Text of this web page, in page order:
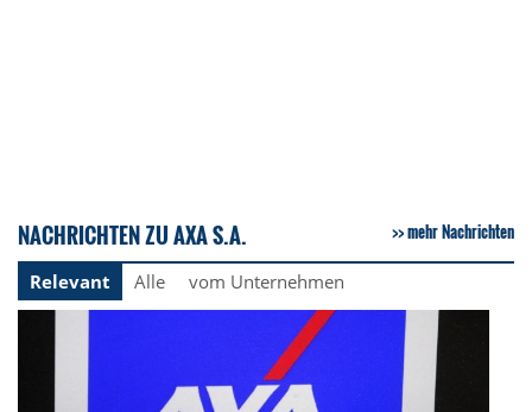
NACHRICHTEN ZU AXA S.A. mehr Nachrichten
Relevant Alle vom Unternehmen